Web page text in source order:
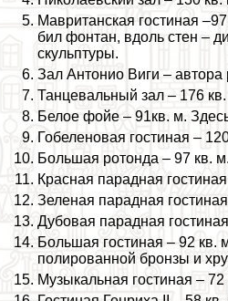
Мавританская гостиная
бил фонтан, вдоль стен –
скульптуры.
Зал Антонио Виги – автора
Танцевальный зал – 176
Белое фойе – 91кв. м.
Гобеленовая гостиная –
Большая ротонда – 97 кв.
Красная парадная
Зеленая парадная
Дубовая парадная
Большая гостиная – 92 кв.
полированной бронзы и
Музыкальная гостиная –